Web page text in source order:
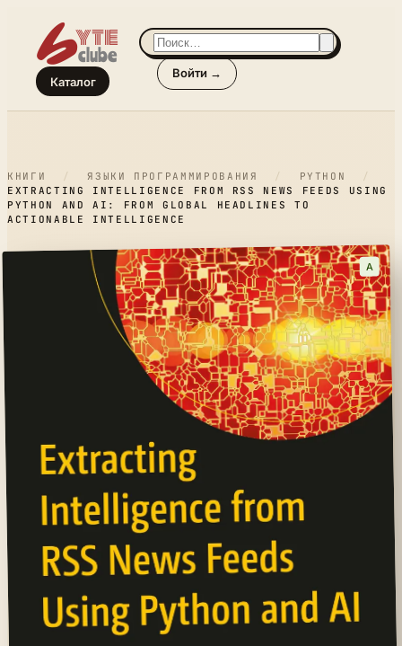
Каталог
Войти →
КНИГИ / ЯЗЫКИ ПРОГРАММИРОВАНИЯ / PYTHON
/
EXTRACTING INTELLIGENCE FROM RSS NEWS FEEDS USING
PYTHON AND AI: FROM GLOBAL HEADLINES TO
ACTIONABLE INTELLIGENCE
A